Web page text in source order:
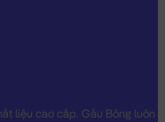
liệu cao cấp. Gấu Bông luôn